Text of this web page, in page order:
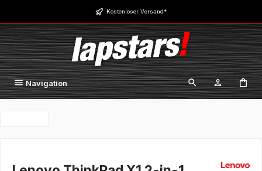
Zum Hauptinhalt springen Kostenloser Versand*
Navigation